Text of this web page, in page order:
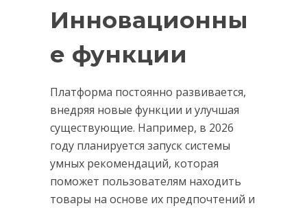
Инновационны
е функции
Платформа постоянно развивается,
внедряя новые функции и улучшая
существующие. Например, в 2026
году планируется запуск системы
умных рекомендаций, которая
поможет пользователям находить
товары на основе их предпочтений и